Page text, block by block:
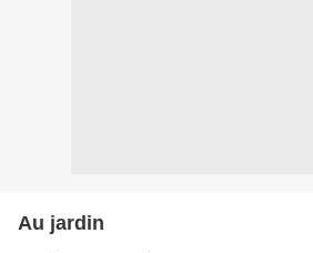
Au jardin